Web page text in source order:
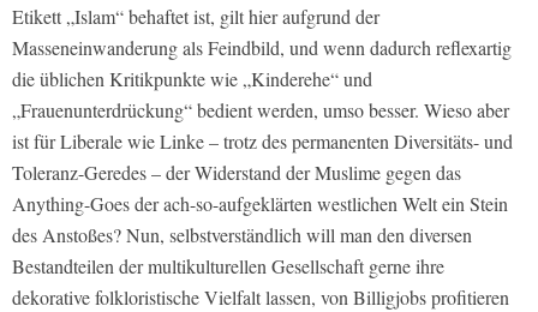
Etikett „Islam“ behaftet ist, gilt hier aufgrund der
Masseneinwanderung als Feindbild, und wenn dadurch reflexartig
die üblichen Kritikpunkte wie „Kinderehe“ und
„Frauenunterdrückung“ bedient werden, umso besser. Wieso aber
ist für Liberale wie Linke – trotz des permanenten Diversitäts- und
Toleranz-Geredes – der Widerstand der Muslime gegen das
Anything-Goes der ach-so-aufgeklärten westlichen Welt ein Stein
des Anstoßes? Nun, selbstverständlich will man den diversen
Bestandteilen der multikulturellen Gesellschaft gerne ihre
dekorative folkloristische Vielfalt lassen, von Billigjobs profitieren